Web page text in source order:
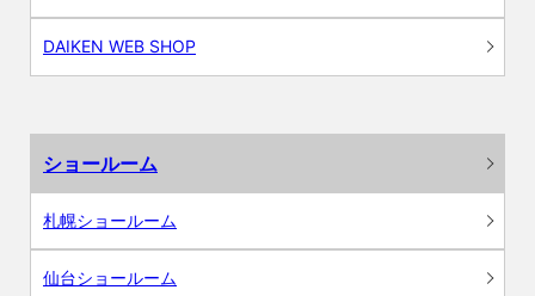
DAIKEN WEB SHOP
ショールーム
札幌ショールーム
仙台ショールーム